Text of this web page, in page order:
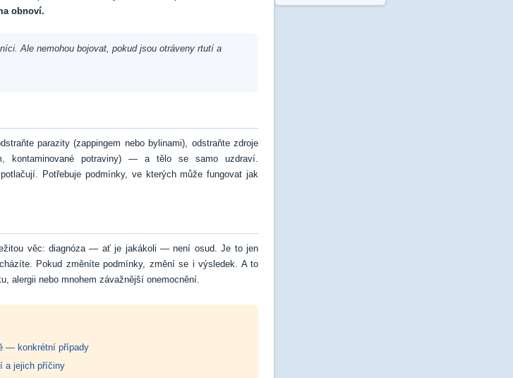
obnoví.
Ale nemohou bojovat, pokud jsou otráveny rtutí a
parazity (zappingem nebo bylinami), odstraňte zdroje
kontaminované potraviny) — a tělo se samo uzdraví.
Potřebuje podmínky, ve kterých může fungovat jak
věc: diagnóza — ať je jakákoli — není osud. Je to jen
Pokud změníte podmínky, změní se i výsledek. A to
alergii nebo mnohem závažnější onemocnění.
— konkrétní případy
a jejich příčiny